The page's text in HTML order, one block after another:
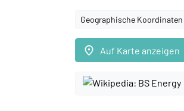
Geographische Koordinaten
place Auf Karte anzeigen